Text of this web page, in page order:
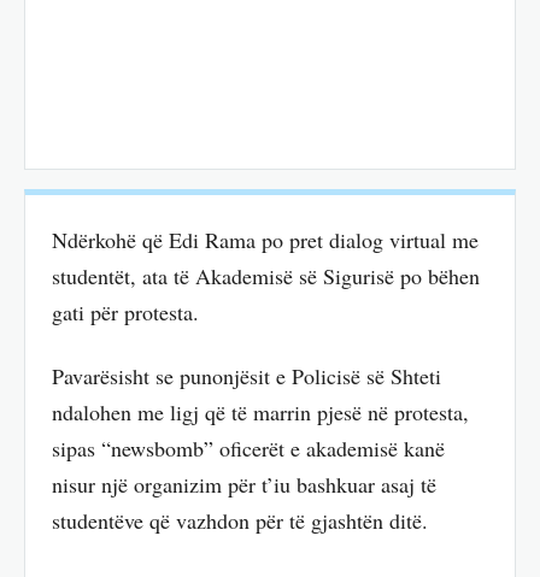
Ndërkohë që Edi Rama po pret dialog virtual me
studentët, ata të Akademisë së Sigurisë po bëhen
gati për protesta.
Pavarësisht se punonjësit e Policisë së Shteti
ndalohen me ligj që të marrin pjesë në protesta,
sipas “newsbomb” oficerët e akademisë kanë
nisur një organizim për t’iu bashkuar asaj të
studentëve që vazhdon për të gjashtën ditë.